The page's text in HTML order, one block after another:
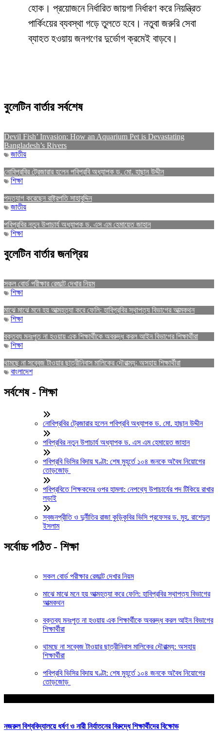
হোক। প্রয়োজনে নির্ধারিত জায়গা নির্ধারণ করে নিয়ন্ত্রিত
পার্কিংয়ের ব্যবস্থা গড়ে তুলতে হবে। নতুবা জরুরি সেবা
ব্যাহত হওয়ায় জনগণের দুর্ভোগ ক্রমেই বাড়বে।
বুলেটিন বার্তার সর্বশেষ
Devil Fish’ Invasion: How an Aquarium Pet is Devastating
Bangladesh’s Rivers
জাতীয়
নোবিপ্রবির ট্রেজারার হলেন পবিপ্রবি অধ্যাপক ড. মো. হাছান উদ্দীন
শিক্ষা
পদত্যাগ করেছেন রাষ্ট্রপতি সাহাবুদ্দিন
জাতীয়
পবিপ্রবির নতুন উপাচার্য অধ্যাপক ড. এস এম হেমায়েত জাহান
শিক্ষা
বুলেটিন বার্তার জনপ্রিয়
সকল বোর্ড পরীক্ষার রেজাল্ট দেখার নিয়ম
শিক্ষা
মাঝে মাঝে মনে হয় আত্মহত্যা করে ফেলি: হাবিপ্রবির স্থাপত্য বিভাগের আত্মকথন
শিক্ষা
বক্তব্য মনঃপুত না হওয়ায় এক শিক্ষার্থীকে অবরুদ্ধ করল আইন বিভাগের শিক্ষার্থীরা
শিক্ষা
থামছে না সব্বেজ টাওয়ার ছাত্রীনিবাস মালিকের দৌরাত্ম্য: অসহায় শিক্ষার্থীরা
বাংলাদেশ
সর্বশেষ - শিক্ষা
নোবিপ্রবির ট্রেজারার হলেন পবিপ্রবি অধ্যাপক ড. মো. হাছান উদ্দীন
পবিপ্রবির নতুন উপাচার্য অধ্যাপক ড. এস এম হেমায়েত জাহান
পবিপ্রবি ভিসির বিদায় ঘণ্টা: শেষ মুহূর্তে ১০৪ জনকে অবৈধ নিয়োগের
তোড়জোড়
পবিপ্রবিতে শিক্ষকদের ওপর হামলা: নেপথ্যে উপাচার্যের পদ টিকিয়ে রাখার
লড়াই
স্বজনপ্রীতি ও দুর্নীতির রাজা কুড়িকৃবির ভিসি প্রফেসর ড. মুহ. রাশেদুল
ইসলাম
সর্বোচ্চ পঠিত - শিক্ষা
সকল বোর্ড পরীক্ষার রেজাল্ট দেখার নিয়ম
মাঝে মাঝে মনে হয় আত্মহত্যা করে ফেলি: হাবিপ্রবির স্থাপত্য বিভাগের
আত্মকথন
বক্তব্য মনঃপুত না হওয়ায় এক শিক্ষার্থীকে অবরুদ্ধ করল আইন বিভাগের
শিক্ষার্থীরা
থামছে না সব্বেজ টাওয়ার ছাত্রীনিবাস মালিকের দৌরাত্ম্য: অসহায়
শিক্ষার্থীরা
পবিপ্রবি ভিসির বিদায় ঘণ্টা: শেষ মুহূর্তে ১০৪ জনকে অবৈধ নিয়োগের
তোড়জোড়
নজরুল বিশ্ববিদ্যালয়ে ধর্ষণ ও নারী নির্যাতনের বিরুদ্ধে শিক্ষার্থীদের বিক্ষোভ